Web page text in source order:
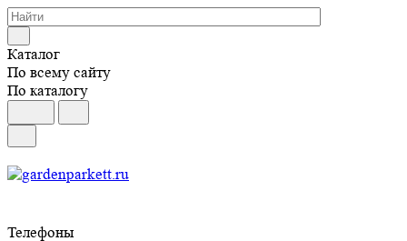
Каталог
По всему сайту
По каталогу
Телефоны